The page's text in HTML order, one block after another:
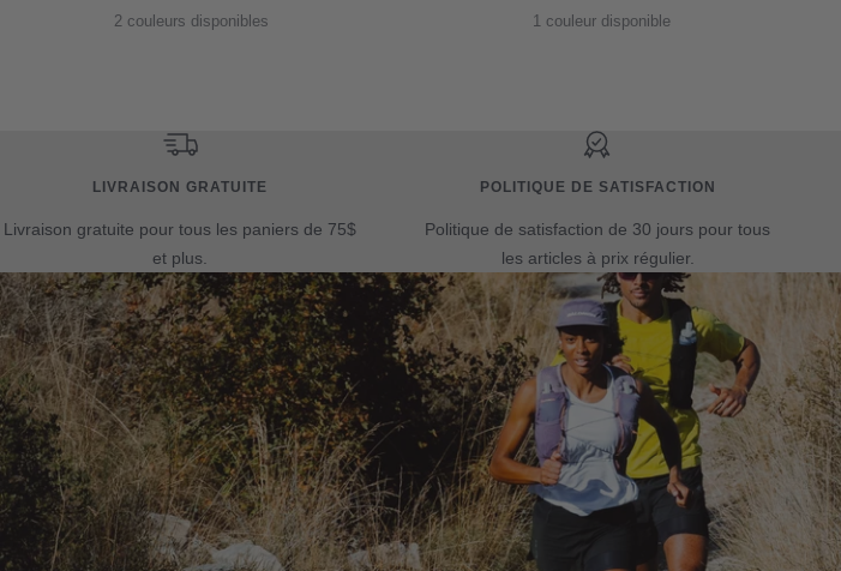
2 couleurs disponibles
de
1 couleur disponible
LIVRAISON GRATUITE
Livraison gratuite pour tous les paniers de 75$
et plus.
POLITIQUE DE SATISFACTION
Politique de satisfaction de 30 jours pour tous
les articles à prix régulier.